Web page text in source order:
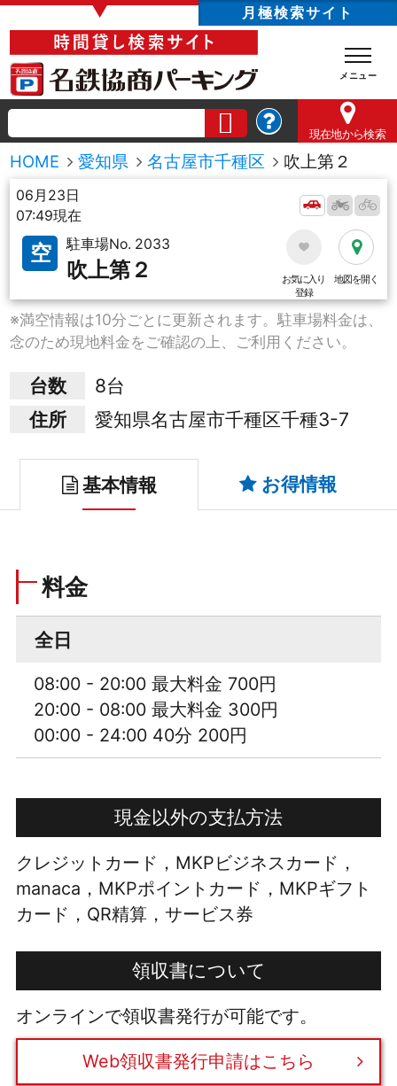
▼ 月極検索サイト
現在地から検索
HOME 愛知県 名古屋市千種区 吹上第２
06月23日
07:49現在
空 駐車場No. 2033
吹上第２
お気に入り
登録
地図を開く
※満空情報は10分ごとに更新されます。駐車場料金は、
念のため現地料金をご確認の上、ご利用ください。
台数
8台
住所
愛知県名古屋市千種区千種3-7
基本情報 お得情報
料金
全日
08:00 - 20:00 最大料金 700円
20:00 - 08:00 最大料金 300円
00:00 - 24:00 40分 200円
現金以外の支払方法
クレジットカード，MKPビジネスカード，
manaca，MKPポイントカード，MKPギフト
カード，QR精算，サービス券
領収書について
オンラインで領収書発行が可能です。
Web領収書発行申請はこちら